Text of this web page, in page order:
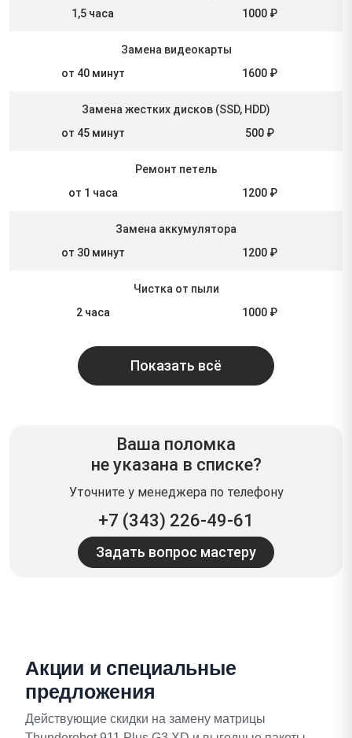
1,5 часа
1000 ₽
Замена видеокарты
от 40 минут
1600 ₽
Замена жестких дисков (SSD, HDD)
от 45 минут
500 ₽
Ремонт петель
от 1 часа
1200 ₽
Замена аккумулятора
от 30 минут
1200 ₽
Чистка от пыли
2 часа
1000 ₽
Показать всё
Ваша поломка
не указана в списке?
Уточните у менеджера по телефону
+7 (343) 226-49-61
Задать вопрос мастеру
Акции и специальные
предложения
Действующие скидки на замену матрицы